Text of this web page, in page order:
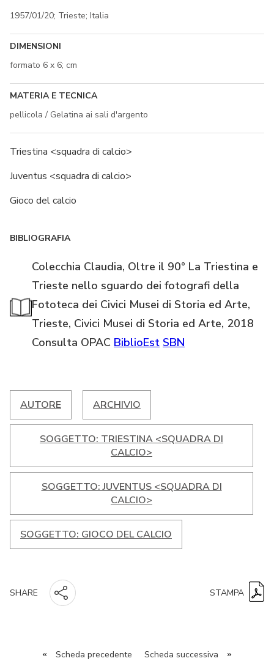
1957/01/20; Trieste; Italia
DIMENSIONI
formato 6 x 6; cm
MATERIA E TECNICA
pellicola / Gelatina ai sali d'argento
Triestina <squadra di calcio>
Juventus <squadra di calcio>
Gioco del calcio
BIBLIOGRAFIA
Colecchia Claudia, Oltre il 90° La Triestina e
Trieste nello sguardo dei fotografi della
Fototeca dei Civici Musei di Storia ed Arte,
Trieste, Civici Musei di Storia ed Arte, 2018
Consulta OPAC BiblioEst SBN
AUTORE ARCHIVIO
SOGGETTO: TRIESTINA <SQUADRA DI
CALCIO>
SOGGETTO: JUVENTUS <SQUADRA DI
CALCIO>
SOGGETTO: GIOCO DEL CALCIO
SHARE STAMPA
« Scheda precedente Scheda successiva »